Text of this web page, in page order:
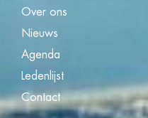
Over ons
Nieuws
Agenda
Ledenlijst
Contact